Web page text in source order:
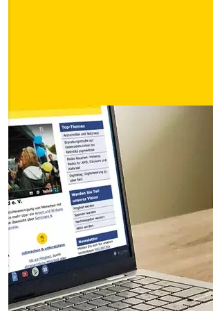
Formaten an
dieses bestellen bzw. herunterladen